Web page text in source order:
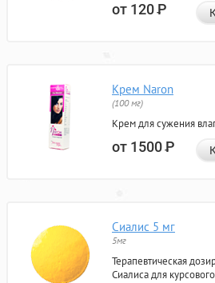
от 120Р
Крем Naron
(100 мг)
Крем для сужения
от 1500Р
Сиалис 5 мг
5мг
Терапевтическая
Сиалиса для